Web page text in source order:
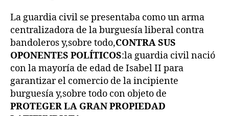
La guardia civil se presentaba como un arma
centralizadora de la burguesía liberal contra
bandoleros y,sobre todo,CONTRA SUS
OPONENTES POLÍTICOS:la guardia civil nació
con la mayoría de edad de Isabel II para
garantizar el comercio de la incipiente
burguesía y,sobre todo con objeto de
PROTEGER LA GRAN PROPIEDAD